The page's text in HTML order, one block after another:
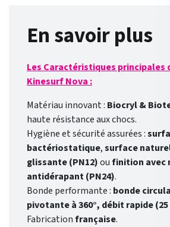
de bain.
bactériostatique .
rapide avec une
mate lisse et une conception
receveur de
Nova incarne l'équilibre entre
design
aspect mat lisse
naturellement
de bain.
En savoir plus
Les Caractéristiques principales
Kinesurf Nova :
Matériau innovant : Biocryl &
haute résistance aux chocs.
Hygiène et sécurité assurées :
bactériostatique,surface
glissante (PN12)oufinition avec
antidérapant (PN24).
Bonde performante : bonde
pivotante à 360°, débit rapide
Fabricationfrançaise.